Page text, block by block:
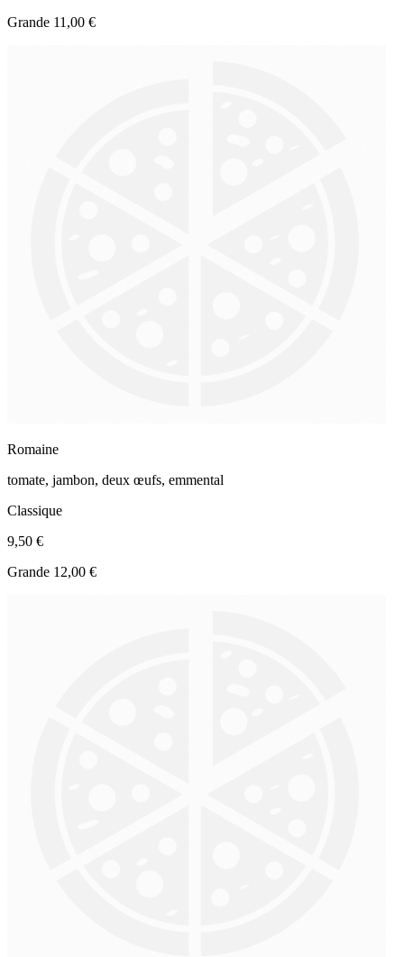
Grande 11,00 €
Romaine
tomate, jambon, deux œufs, emmental
Classique
9,50 €
Grande 12,00 €